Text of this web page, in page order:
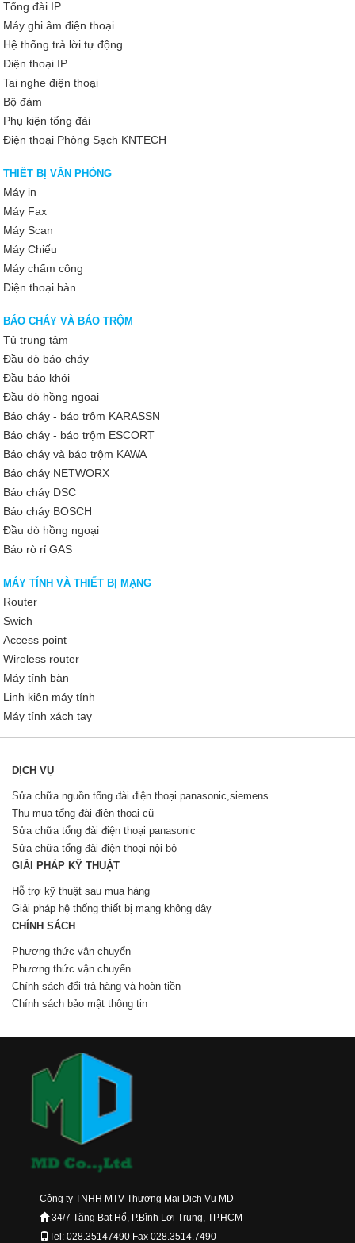
Tổng đài IP
Máy ghi âm điện thoại
Hệ thống trả lời tự động
Điện thoại IP
Tai nghe điện thoại
Bộ đàm
Phụ kiện tổng đài
Điện thoại Phòng Sạch KNTECH
THIẾT BỊ VĂN PHÒNG
Máy in
Máy Fax
Máy Scan
Máy Chiếu
Máy chấm công
Điện thoại bàn
BÁO CHÁY VÀ BÁO TRỘM
Tủ trung tâm
Đầu dò báo cháy
Đầu báo khói
Đầu dò hồng ngoại
Báo cháy - báo trộm KARASSN
Báo cháy - báo trộm ESCORT
Báo cháy và báo trộm KAWA
Báo cháy NETWORX
Báo cháy DSC
Báo cháy BOSCH
Đầu dò hồng ngoại
Báo rò rỉ GAS
MÁY TÍNH VÀ THIẾT BỊ MẠNG
Router
Swich
Access point
Wireless router
Máy tính bàn
Linh kiện máy tính
Máy tính xách tay
DỊCH VỤ
Sửa chữa nguồn tổng đài điện thoại panasonic,siemens
Thu mua tổng đài điện thoại cũ
Sửa chữa tổng đài điện thoại panasonic
Sửa chữa tổng đài điện thoại nội bộ
GIẢI PHÁP KỸ THUẬT
Hỗ trợ kỹ thuật sau mua hàng
Giải pháp hệ thống thiết bị mạng không dây
CHÍNH SÁCH
Phương thức vận chuyển
Phương thức vận chuyển
Chính sách đổi trả hàng và hoàn tiền
Chính sách bảo mật thông tin
Công ty TNHH MTV Thương Mại Dịch Vụ MD
34/7 Tăng Bạt Hổ, P.Bình Lợi Trung, TP.HCM
Tel: 028.35147490 Fax 028.3514.7490